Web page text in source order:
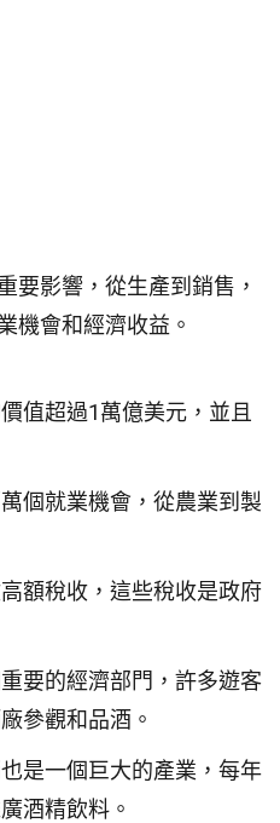
要影響，從生產到銷售，
機會和經濟收益。
值超過1萬億美元，並且
個就業機會，從農業到製
額稅收，這些稅收是政府
要的經濟部門，許多遊客
參觀和品酒。
是一個巨大的產業，每年
酒精飲料。